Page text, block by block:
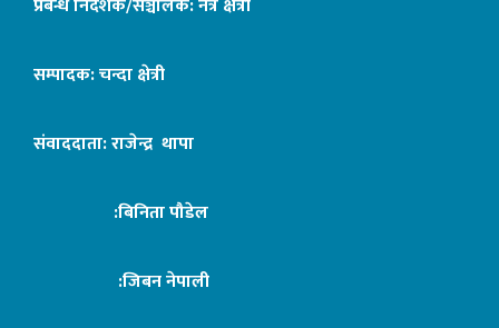
सम्पादक: चन्दा क्षेत्री
संवाददाता: राजेन्द्र थापा
:बिनिता पौडेल
:जिबन नेपाली